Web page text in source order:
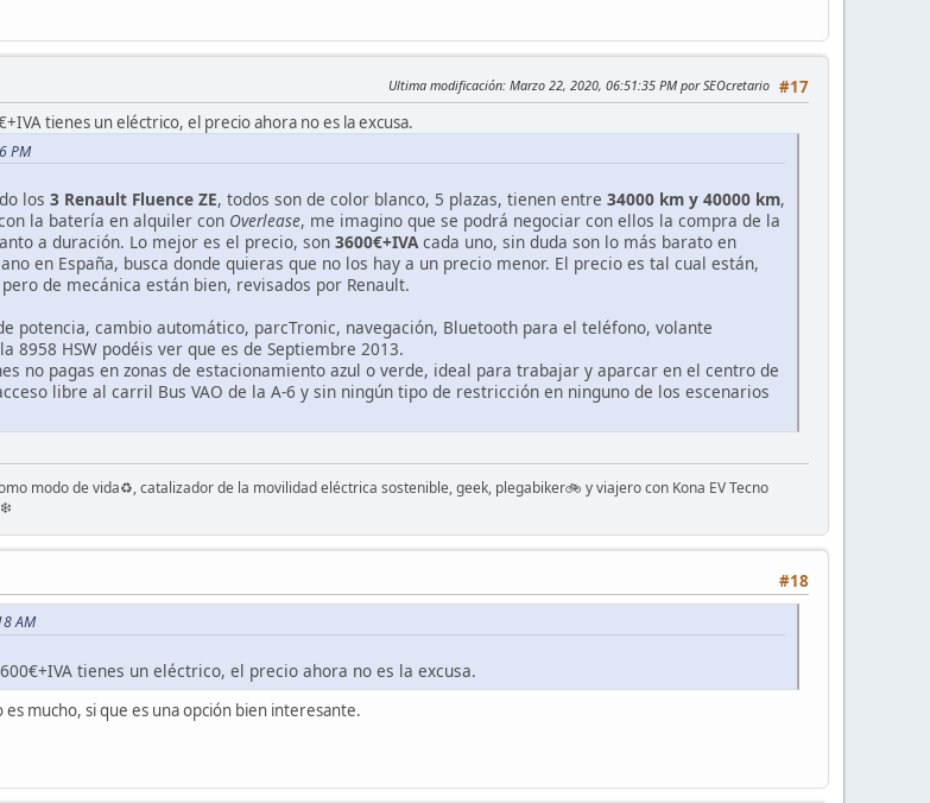
#17
Ultima modificación: Marzo 22, 2020, 06:51:35 PM por SEOcretario
tienes un eléctrico, el precio ahora no es la excusa.
PM
los 3 Renault Fluence ZE, todos son de color blanco, 5 plazas, tienen entre 34000 km y 40000 km,
la batería en alquiler con Overlease, me imagino que se podrá negociar con ellos la compra de la
a duración. Lo mejor es el precio, son 3600€+IVAcada uno, sin duda son lo más barato en
en España, busca donde quieras que no los hay a un precio menor. El precio es tal cual están,
de mecánica están bien, revisados por Renault.
potencia, cambio automático, parcTronic, navegación, Bluetooth para el teléfono, volante
HSW podéis ver que es de Septiembre 2013.
no pagas en zonas de estacionamiento azul o verde, ideal para trabajar y aparcar en el centro de
libre al carril Bus VAO de la A-6 y sin ningún tipo de restricción en ninguno de los escenarios
modo de vida♻️, catalizador de la movilidad eléctrica sostenible, geek, plegabiker🚲 y viajero con Kona EV Tecno
#18
AM
tienes un eléctrico, el precio ahora no es la excusa.
es mucho, si que es una opción bien interesante.